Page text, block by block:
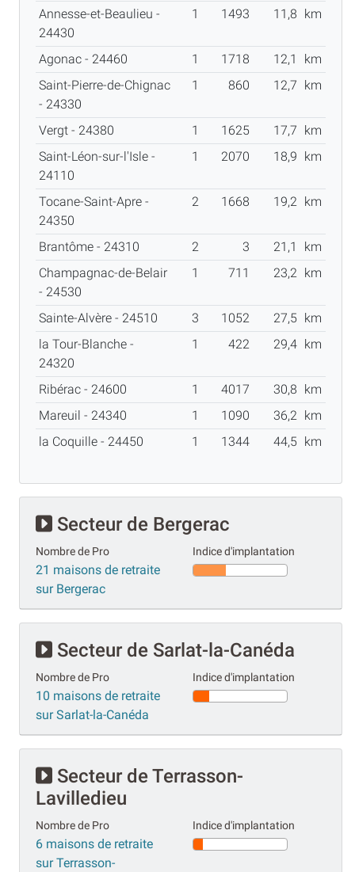
Annesse-et-Beaulieu -
24430
1 1493 11,8 km
Agonac - 24460 1 1718 12,1
km
Saint-Pierre-de-Chignac
- 24330
1 860 12,7 km
Vergt - 24380 1 1625 17,7
km
Saint-Léon-sur-l'Isle -
24110
1 2070 18,9 km
Tocane-Saint-Apre -
24350
2 1668 19,2 km
Brantôme - 24310 2 3 21,1
km
Champagnac-de-Belair
- 24530
1 711 23,2 km
Sainte-Alvère - 24510 3 1052 27,5 km
la Tour-Blanche -
24320
1 422 29,4 km
Ribérac - 24600 1 4017 30,8
km
Mareuil - 24340
1 1090 36,2 km
la Coquille - 24450
1 1344 44,5 km
Secteur de Bergerac
Nombre de Pro
21 maisons de retraite
sur Bergerac
Indice d'implantation
Secteur de Sarlat-la-Canéda
Nombre de Pro
10 maisons de retraite
sur Sarlat-la-Canéda
Indice d'implantation
Secteur de Terrasson-
Lavilledieu
Nombre de Pro
6 maisons de retraite
sur Terrasson-
Indice d'implantation